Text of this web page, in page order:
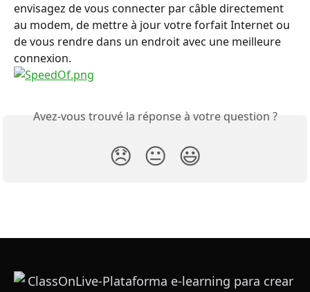
envisagez de vous connecter par câble directement
au modem, de mettre à jour votre forfait Internet ou
de vous rendre dans un endroit avec une meilleure
connexion.
Avez-vous trouvé la réponse à votre question ?
😞 😐 😃